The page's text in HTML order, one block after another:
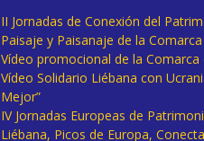
II Jornadas de Conexión del
Paisaje y Paisanaje de la
Vídeo promocional de la Comarca
Vídeo Solidario Liébana con
Mejor”
IV Jornadas Europeas de
Liébana, Picos de Europa,